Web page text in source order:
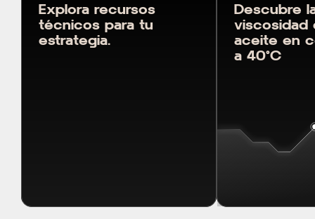
Explora recursos
técnicos para tu
estrategia.
Descubre
viscosidad
aceite en
a 40°C